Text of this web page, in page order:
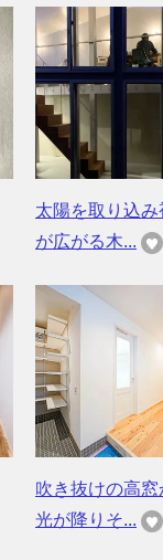
太陽を取り込み
が広がる木...
吹き抜けの高窓
光が降りそ...